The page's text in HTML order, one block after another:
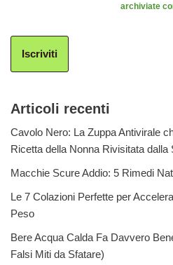
archiviate
Iscriviti
Articoli recenti
Cavolo Nero: La Zuppa Antivirale
Ricetta della Nonna Rivisitata dalla
Macchie Scure Addio: 5 Rimedi
Le 7 Colazioni Perfette per
Peso
Bere Acqua Calda Fa Davvero
Falsi Miti da Sfatare)